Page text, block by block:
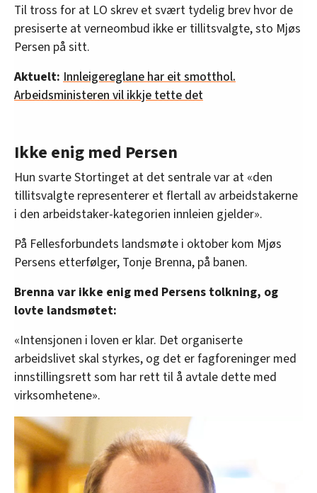
Til tross for at LO skrev et svært tydelig brev hvor de
presiserte at verneombud ikke er tillitsvalgte, sto Mjøs
Persen på sitt.
Aktuelt: Innleigereglane har eit smotthol.
Arbeidsministeren vil ikkje tette det
Ikke enig med Persen
Hun svarte Stortinget at det sentrale var at «den
tillitsvalgte representerer et flertall av arbeidstakerne
i den arbeidstaker-kategorien innleien gjelder».
På Fellesforbundets landsmøte i oktober kom Mjøs
Persens etterfølger, Tonje Brenna, på banen.
Brenna var ikke enig med Persens tolkning, og
lovte landsmøtet:
«Intensjonen i loven er klar. Det organiserte
arbeidslivet skal styrkes, og det er fagforeninger med
innstillingsrett som har rett til å avtale dette med
virksomhetene».